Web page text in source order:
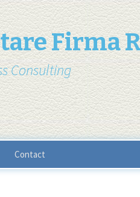
Firma
Consulting
Contact